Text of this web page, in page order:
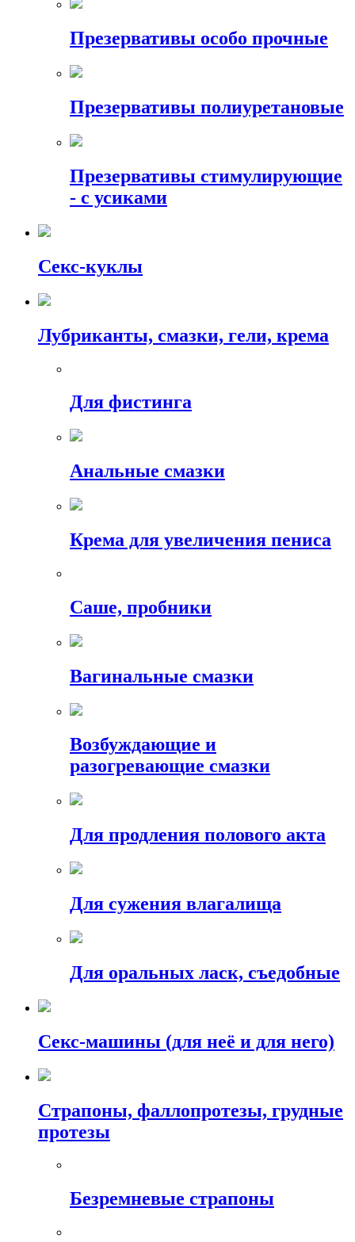
Презервативы особо прочные
Презервативы полиуретановые
Презервативы стимулирующие
- с усиками
Секс-куклы
Лубриканты, смазки, гели, крема
Для фистинга
Анальные смазки
Крема для увеличения пениса
Саше, пробники
Вагинальные смазки
Возбуждающие и
разогревающие смазки
Для продления полового акта
Для сужения влагалища
Для оральных ласк, съедобные
Секс-машины (для неё и для него)
Страпоны, фаллопротезы, грудные
протезы
Безремневые страпоны